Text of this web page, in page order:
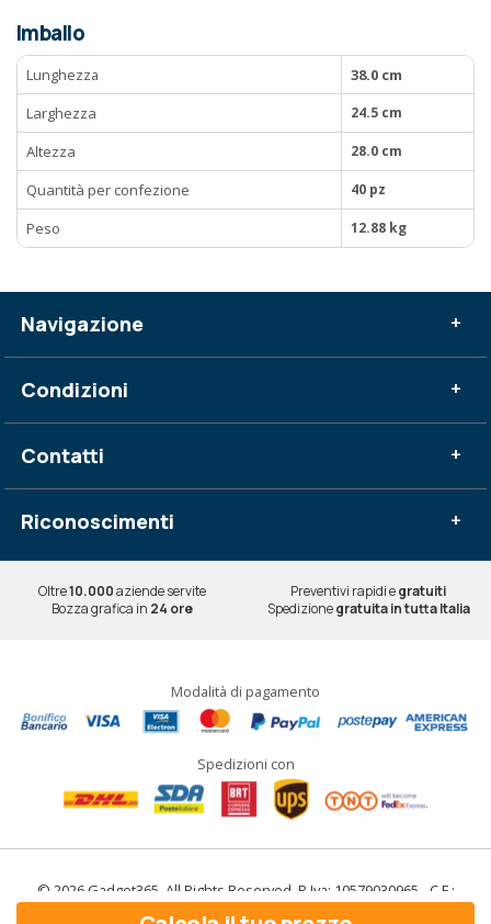
Imballo
Lunghezza
38.0 cm
Larghezza
24.5 cm
Altezza 28.0 cm
Quantità per confezione 40 pz
Peso 12.88 kg
Navigazione +
Condizioni +
Contatti +
Riconoscimenti +
Oltre10.000aziende servite Preventivi rapidi egratuiti
Bozza grafica in 24 ore Spedizionegratuita in tutta Italia
Modalità di pagamento
Spedizioni con
© 2026 Gadget365. All Rights Reserved. P.Iva: 10579030965 - C.F.:
10579030965